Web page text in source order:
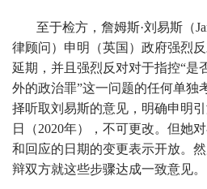
至于检方，詹姆斯·刘易斯（
律顾问）申明（英国）政府强烈
延期，并且强烈反对对于指控“是
外的政治罪”这一问题的任何单独
择听取刘易斯的意见，明确申明
日（2020年），不可更改。但她
和回应的日期的变更表示开放。
辩双方就这些步骤达成一致意见。